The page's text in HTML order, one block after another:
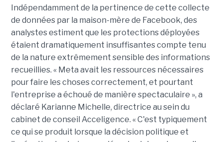
Indépendamment de la pertinence de cette collecte
de données par la maison-mère de Facebook, des
analystes estiment que les protections déployées
étaient dramatiquement insuffisantes compte tenu
de la nature extrêmement sensible des informations
recueillies. « Meta avait les ressources nécessaires
pour faire les choses correctement, et pourtant
l'entreprise a échoué de manière spectaculaire », a
déclaré Karianne Michelle, directrice au sein du
cabinet de conseil Acceligence. « C'est typiquement
ce qui se produit lorsque la décision politique et